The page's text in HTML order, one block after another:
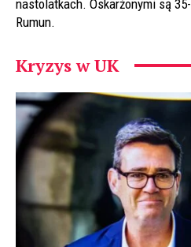
nastolatkach. Oskarżonymi są
Rumun.
Kryzys w UK